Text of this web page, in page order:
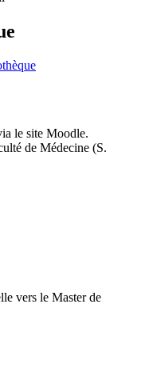
le site Moodle.
de Médecine (S.
vers le Master de